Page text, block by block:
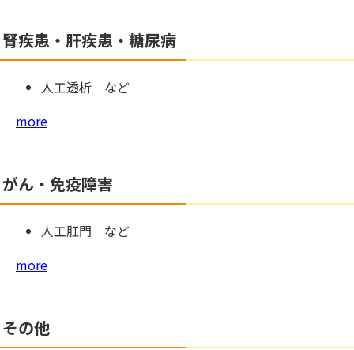
腎疾患・肝疾患・糖尿病
人工透析 など
more
がん・免疫障害
人工肛門 など
more
その他